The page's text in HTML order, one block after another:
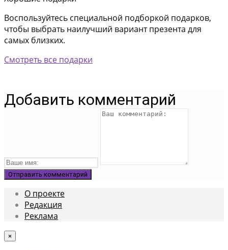
Воспользуйтесь специальной подборкой подарков,
чтобы выбрать наилучший вариант презента для
самых близких.
Смотреть все подарки
Добавить комментарий
О проекте
Редакция
Реклама
×